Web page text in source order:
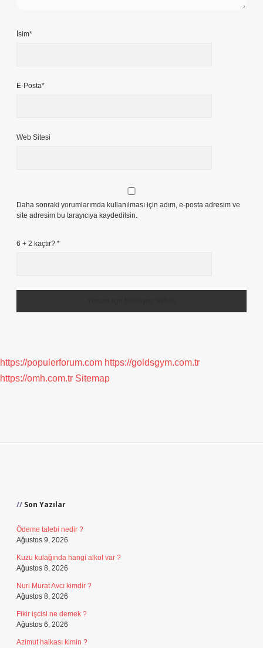
İsim*
E-Posta*
Web Sitesi
Daha sonraki yorumlarımda kullanılması için adım, e-posta adresim ve
site adresim bu tarayıcıya kaydedilsin.
6 + 2 kaçtır? *
https://populerforum.com https://goldsgym.com.tr
https://omh.com.tr Sitemap
Son Yazılar
Ödeme talebi nedir ?
Ağustos 9, 2026
Kuzu kulağında hangi alkol var ?
Ağustos 8, 2026
Nuri Murat Avcı kimdir ?
Ağustos 8, 2026
Fikir işcisi ne demek ?
Ağustos 6, 2026
Azimut halkası kimin ?